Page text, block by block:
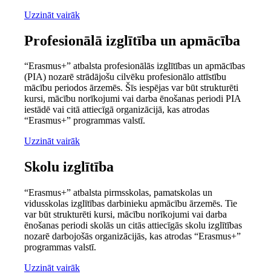
Uzzināt vairāk
Profesionālā izglītība un apmācība
“Erasmus+” atbalsta profesionālās izglītības un apmācības
(PIA) nozarē strādājošu cilvēku profesionālo attīstību
mācību periodos ārzemēs. Šīs iespējas var būt strukturēti
kursi, mācību norīkojumi vai darba ēnošanas periodi PIA
iestādē vai citā attiecīgā organizācijā, kas atrodas
“Erasmus+” programmas valstī.
Uzzināt vairāk
Skolu izglītība
“Erasmus+” atbalsta pirmsskolas, pamatskolas un
vidusskolas izglītības darbinieku apmācību ārzemēs. Tie
var būt strukturēti kursi, mācību norīkojumi vai darba
ēnošanas periodi skolās un citās attiecīgās skolu izglītības
nozarē darbojošās organizācijās, kas atrodas “Erasmus+”
programmas valstī.
Uzzināt vairāk